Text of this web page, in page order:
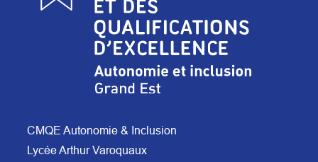
CMQE Autonomie & Inclusion
Lycée Arthur Varoquaux